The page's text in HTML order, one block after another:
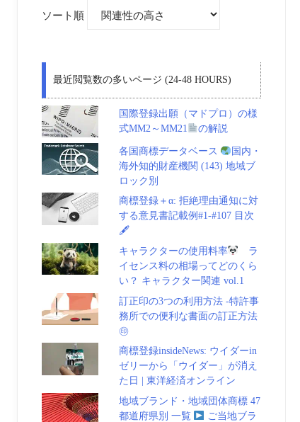
ソート順
最近閲覧数の多いページ (24-48 HOURS)
国際登録出願（マドプロ）の様
式MM2～MM21
の解説
各国商標データベース
国内・
海外知的財産機関 (143) 地域ブ
ロック別
商標登録＋α: 拒絶理由通知に対
する意見書記載例#1-#107 目次
🖋
キャラクターの使用料率
ラ
イセンス料の相場ってどのくら
い？ キャラクター関連 vol.1
訂正印の3つの利用方法 -特許事
務所での便利な書面の訂正方法
㊞
商標登録insideNews: ウイダーin
ゼリーから「ウイダー」が消え
た日 | 東洋経済オンライン
地域ブランド・地域団体商標 47
都道府県別 一覧
ご当地ブラ